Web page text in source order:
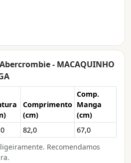
- MACAQUINHO
Comprimento
(cm)
Comp.
Manga
(cm)
82,0
67,0
Recomendamos